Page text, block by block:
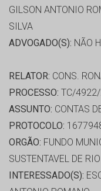
GILSON ANTONIO
SILVA
ADVOGADO(S): NÃO
RELATOR: CONS.
PROCESSO: TC/
ASSUNTO: CONTAS
PROTOCOLO:
ORGÃO: FUNDO
SUSTENTAVEL DE
INTERESSADO(S):